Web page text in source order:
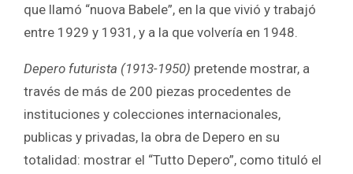
que llamó “nuova Babele”, en la que vivió y trabajó
entre 1929 y 1931, y a la que volvería en 1948.
Depero futurista (1913-1950) pretende mostrar, a
través de más de 200 piezas procedentes de
instituciones y colecciones internacionales,
publicas y privadas, la obra de Depero en su
totalidad: mostrar el “Tutto Depero”, como tituló el